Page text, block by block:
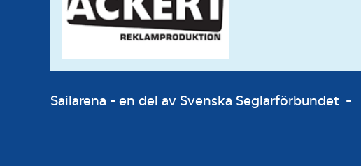
Sailarena - en del av Svenska Seglarförbundet -